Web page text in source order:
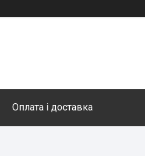
Оплата і доставка